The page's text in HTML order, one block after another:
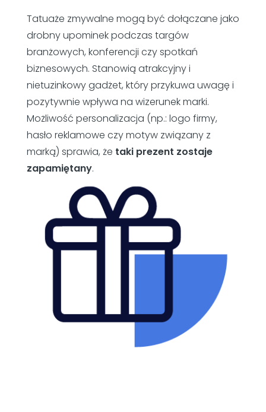
Tatuaże zmywalne mogą być dołączane jako
drobny upominek podczas targów
branżowych, konferencji czy spotkań
biznesowych. Stanowią atrakcyjny i
nietuzinkowy gadżet, który przykuwa uwagę i
pozytywnie wpływa na wizerunek marki.
Możliwość personalizacja (np.: logo firmy,
hasło reklamowe czy motyw związany z
marką) sprawia, że taki prezent zostaje
zapamiętany.